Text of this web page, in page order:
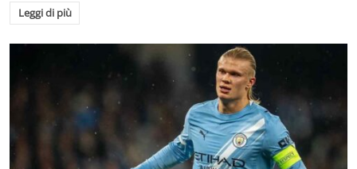
Leggi di più